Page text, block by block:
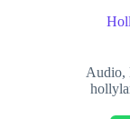
Audio,